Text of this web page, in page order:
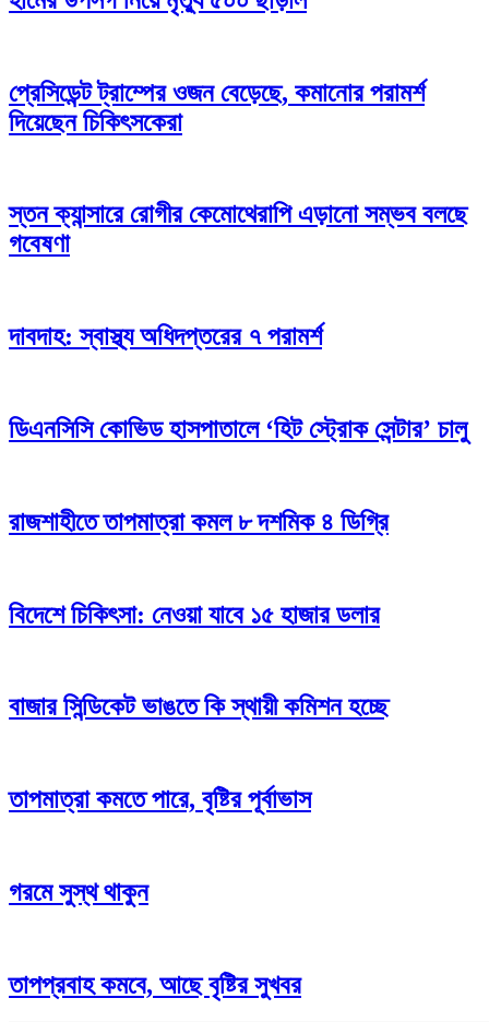
প্রেসিডেন্ট ট্রাম্পের ওজন বেড়েছে, কমানোর পরামর্শ
দিয়েছেন চিকিৎসকেরা
স্তন ক্যান্সারে রোগীর কেমোথেরাপি এড়ানো সম্ভব বলছে
গবেষণা
দাবদাহ: স্বাস্থ্য অধিদপ্তরের ৭ পরামর্শ
ডিএনসিসি কোভিড হাসপাতালে ‘হিট স্ট্রোক সেন্টার’ চালু
রাজশাহীতে তাপমাত্রা কমল ৮ দশমিক ৪ ডিগ্রি
বিদেশে চিকিৎসা: নেওয়া যাবে ১৫ হাজার ডলার
বাজার সিন্ডিকেট ভাঙতে কি স্থায়ী কমিশন হচ্ছে
তাপমাত্রা কমতে পারে, বৃষ্টির পূর্বাভাস
গরমে সুস্থ থাকুন
তাপপ্রবাহ কমবে, আছে বৃষ্টির সুখবর